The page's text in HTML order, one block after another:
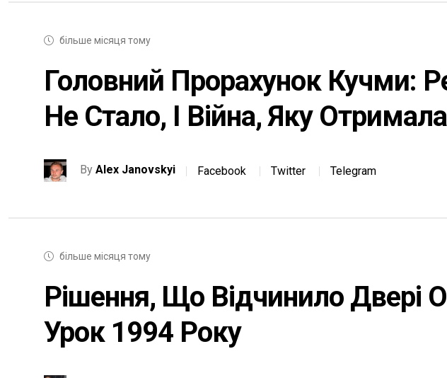
більше місяця тому
Головний Прорахунок Кучми:
Не Стало, І Війна, Яку
By Alex Janovskyi Facebook Twitter Telegram
більше місяця тому
Рішення, Що Відчинило Двері
Урок 1994 Року